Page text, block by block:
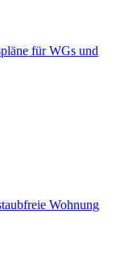
für WGs und
Wohnung